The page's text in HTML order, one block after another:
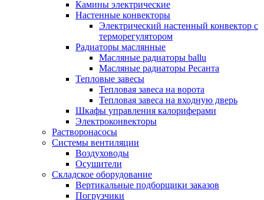
Камины электрические
Настенные конвекторы
Электрический настенный конвектор с
терморегулятором
Радиаторы маслянные
Масляные радиаторы ballu
Масляные радиаторы Ресанта
Тепловые завесы
Тепловая завеса на ворота
Тепловая завеса на входную дверь
Шкафы управления калориферами
Электроконвекторы
Растворонасосы
Системы вентиляции
Воздуховоды
Осушители
Складское оборудование
Вертикальные подборщики заказов
Погрузчики